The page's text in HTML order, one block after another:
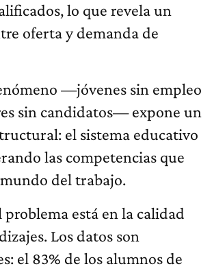
lo que revela un
oferta y demanda de
—jóvenes sin empleo
sin candidatos— expone un
el sistema educativo
las competencias que
del trabajo.
está en la calidad
Los datos son
el 83% de los alumnos de